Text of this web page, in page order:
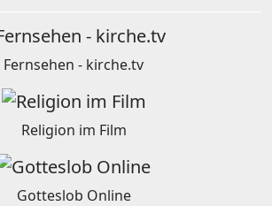
Fernsehen - kirche.tv
Religion im Film
Gotteslob Online